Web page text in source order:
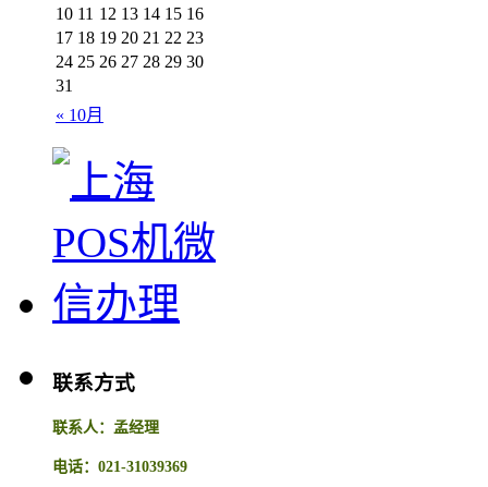
« 10月
10 11 12 13 14 15 16
17 18 19 20 21 22 23
24 25 26 27 28 29 30
31
联系方式
联系人：孟经理
电话：021-31039369